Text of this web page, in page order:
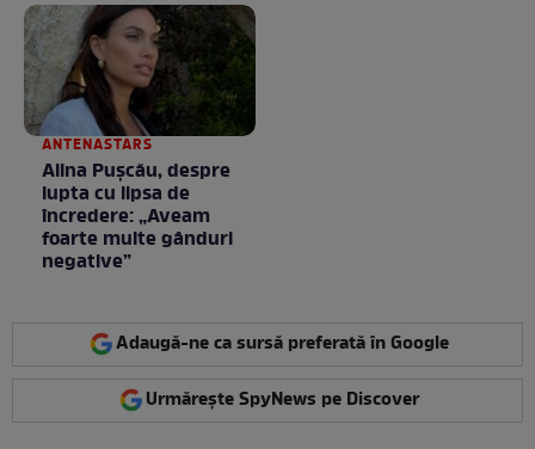
ANTENASTARS
Alina Pușcău, despre
lupta cu lipsa de
încredere: „Aveam
foarte multe gânduri
negative”
Adaugă-ne ca sursă preferată în Google
Urmărește SpyNews pe Discover